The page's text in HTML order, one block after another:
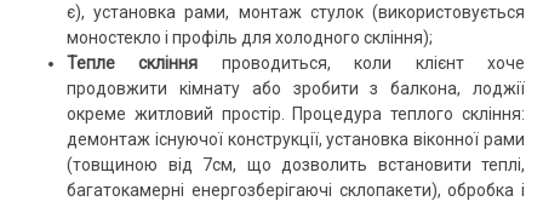
є), установка рами, монтаж стулок (використовується
моностекло і профіль для холодного скління);
Тепле скління проводиться, коли клієнт хоче
продовжити кімнату або зробити з балкона, лоджії
окреме житловий простір. Процедура теплого скління:
демонтаж існуючої конструкції, установка віконної рами
(товщиною від 7см, що дозволить встановити теплі,
багатокамерні енергозберігаючі склопакети), обробка і